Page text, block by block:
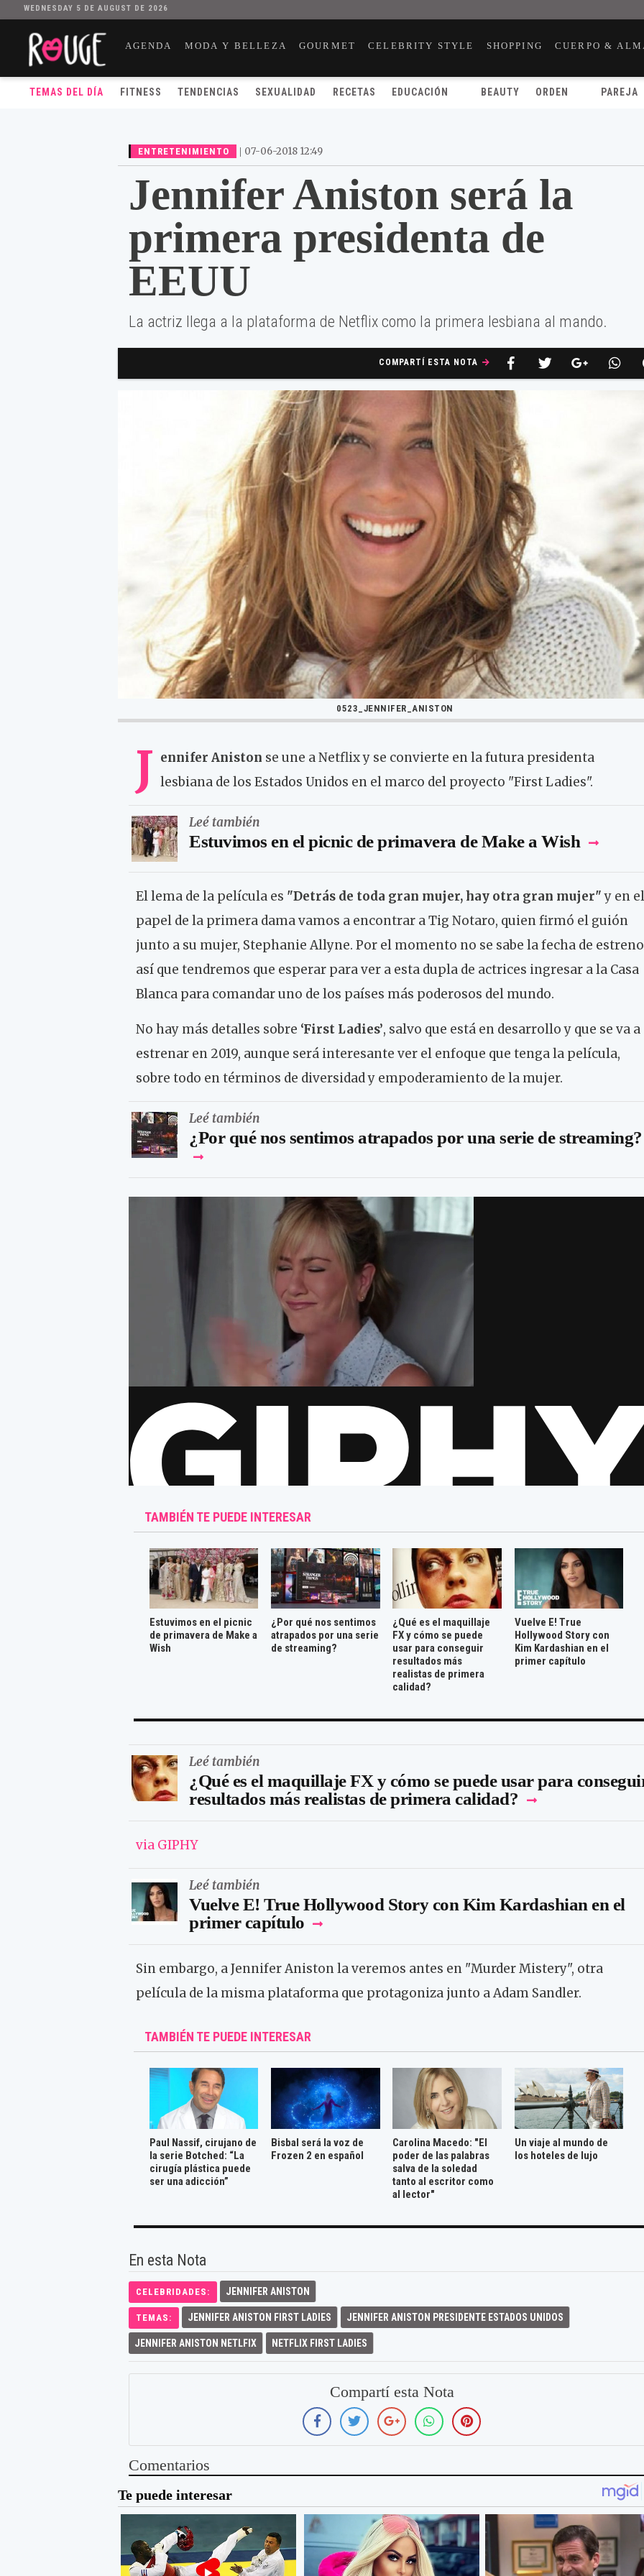
WEDNESDAY 5 DE AUGUST DE 2026
AGENDA MODA Y BELLEZA GOURMET CELEBRITY STYLE SHOPPING CUERPO &
TEMAS DEL DÍA FITNESS TENDENCIAS SEXUALIDAD RECETAS EDUCACIÓN BEAUTY ORDEN PAREJA
ENTRETENIMIENTO | 07-06-2018 12:49
Jennifer Aniston será la
primera presidenta de
EEUU
La actriz llega a la plataforma de Netflix como la primera lesbiana al mando.
COMPARTÍ ESTA NOTA
0523_JENNIFER_ANISTON
J ennifer Aniston se une a Netflix y se convierte en la futura presidenta
lesbiana de los Estados Unidos en el marco del proyecto "First Ladies".
Leé también
Estuvimos en el picnic de primavera de Make a Wish
El lema de la película es "Detrás de toda gran mujer, hay otra gran mujer"y en el
papel de la primera dama vamos a encontrar a Tig Notaro, quien firmó el guión
junto a su mujer, Stephanie Allyne. Por el momento no se sabe la fecha de estreno
así que tendremos que esperar para ver a esta dupla de actrices ingresar a la Casa
Blanca para comandar uno de los países más poderosos del mundo.
No hay más detalles sobre ‘First Ladies’, salvo que está en desarrollo y que se va a
estrenar en 2019, aunque será interesante ver el enfoque que tenga la película,
sobre todo en términos de diversidad y empoderamiento de la mujer.
Leé también
¿Por qué nos sentimos atrapados por una serie de streaming?
TAMBIÉN TE PUEDE INTERESAR
Estuvimos en el picnic
de primavera de Make a
Wish
¿Por qué nos sentimos
atrapados por una serie
de streaming?
¿Qué es el maquillaje
FX y cómo se puede
usar para conseguir
resultados más
realistas de primera
calidad?
Vuelve E! True
Hollywood Story con
Kim Kardashian en el
primer capítulo
Leé también
¿Qué es el maquillaje FX y cómo se puede usar para
resultados más realistas de primera calidad?
via GIPHY
Leé también
Vuelve E! True Hollywood Story con Kim Kardashian en el
primer capítulo
Sin embargo, a Jennifer Aniston la veremos antes en "Murder Mistery", otra
película de la misma plataforma que protagoniza junto a Adam Sandler.
TAMBIÉN TE PUEDE INTERESAR
Paul Nassif, cirujano de
la serie Botched: “La
cirugía plástica puede
ser una adicción”
Bisbal será la voz de
Frozen 2 en español
Carolina Macedo: "El
poder de las palabras
salva de la soledad
tanto al escritor como
al lector"
Un viaje al mundo de
los hoteles de lujo
En esta Nota
CELEBRIDADES: JENNIFER ANISTON
TEMAS: JENNIFER ANISTON FIRST LADIES JENNIFER ANISTON PRESIDENTE ESTADOS UNIDOS
JENNIFER ANISTON NETLFIX NETFLIX FIRST LADIES
Compartí esta Nota
Comentarios